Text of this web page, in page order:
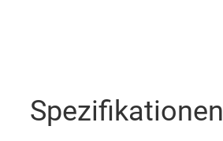
Spezifikationen